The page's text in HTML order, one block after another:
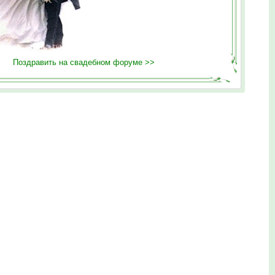
Поздравить на свадебном форуме >>